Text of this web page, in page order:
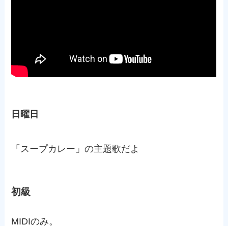
日曜日
「スープカレー」の主題歌だよ
初級
MIDIのみ。